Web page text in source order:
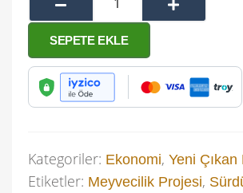
SEPETE EKLE
Kategoriler: Ekonomi, Yeni
Etiketler: Meyvecilik Projesi,